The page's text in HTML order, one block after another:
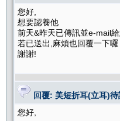
您好,
想要認養他
前天&昨天已傳訊並e-mail
若已送出,麻煩也回覆一下囉
謝謝!
回覆: 美短折耳(立耳)
您好,